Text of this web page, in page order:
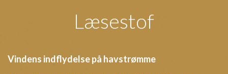
Læsestof
Vindens indflydelse på havstrømme